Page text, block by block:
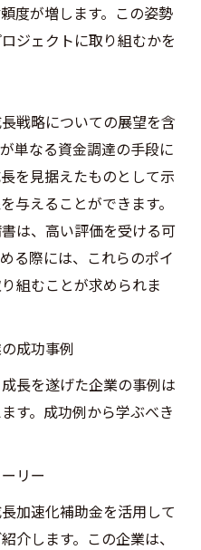
度が増します。この姿勢
ジェクトに取り組むかを
戦略についての展望を含
単なる資金調達の手段に
を見据えたものとして示
与えることができます。
は、高い評価を受ける可
る際には、これらのポイ
組むことが求められま
成功事例
長を遂げた企業の事例は
す。成功例から学ぶべき
リー
加速化補助金を活用して
介します。この企業は、